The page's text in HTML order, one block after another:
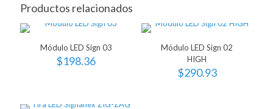
Productos relacionados
Módulo LED Sign 03
$198.36
Módulo LED Sign 02
HIGH
$290.93